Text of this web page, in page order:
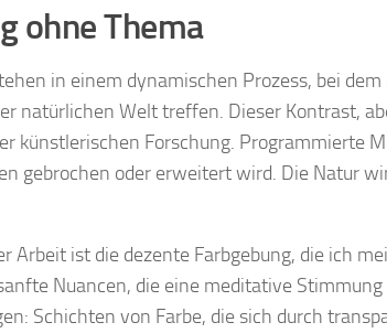
ohne Thema
in einem dynamischen Prozess, bei
natürlichen Welt treffen. Dieser Kontrast,
künstlerischen Forschung. Programmierte
gebrochen oder erweitert wird. Die Natur
Arbeit ist die dezente Farbgebung, die ich
Nuancen, die eine meditative
Schichten von Farbe, die sich durch